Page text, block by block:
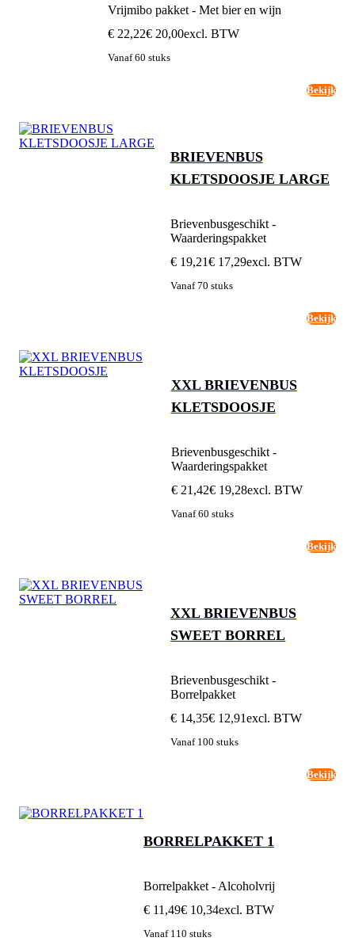
Vrijmibo pakket - Met bier en wijn
€ 22,22€ 20,00excl. BTW
Vanaf 60 stuks
Bekijk
BRIEVENBUS
KLETSDOOSJE LARGE
Brievenbusgeschikt -
Waarderingspakket
€ 19,21€ 17,29excl. BTW
Vanaf 70 stuks
Bekijk
XXL BRIEVENBUS
KLETSDOOSJE
Brievenbusgeschikt -
Waarderingspakket
€ 21,42€ 19,28excl. BTW
Vanaf 60 stuks
Bekijk
XXL BRIEVENBUS
SWEET BORREL
Brievenbusgeschikt -
Borrelpakket
€ 14,35€ 12,91excl. BTW
Vanaf 100 stuks
Bekijk
BORRELPAKKET 1
Borrelpakket - Alcoholvrij
€ 11,49€ 10,34excl. BTW
Vanaf 110 stuks